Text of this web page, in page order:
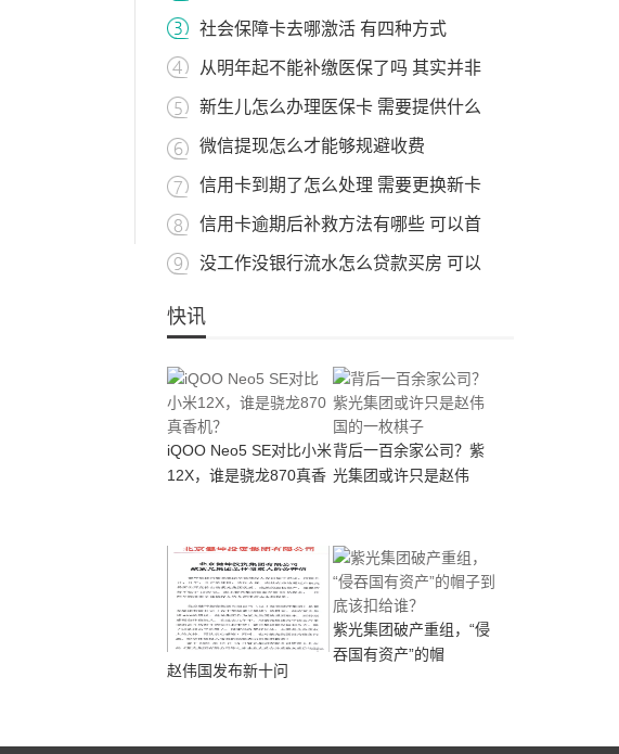
社会保障卡去哪激活 有四种方式
从明年起不能补缴医保了吗 其实并非
新生儿怎么办理医保卡 需要提供什么
微信提现怎么才能够规避收费
信用卡到期了怎么处理 需要更换新卡
信用卡逾期后补救方法有哪些 可以首
没工作没银行流水怎么贷款买房 可以
快讯
iQOO Neo5 SE对比小米
12X，谁是骁龙870真香
背后一百余家公司？紫
光集团或许只是赵伟
赵伟国发布新十问
紫光集团破产重组，“侵
吞国有资产”的帽